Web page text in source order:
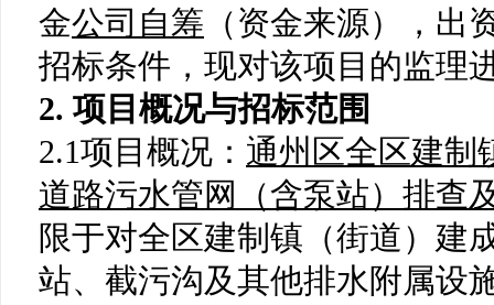
金公司自筹 （资金来源），出
招标条件，现对该项目的监理
2. 项目概况与招标范围
2.1项目概况 ： 通州区全区建制
道路污水管网（含泵站）排查
限于对全区建制镇（街道） 建
站、截污沟及其他排水附属设